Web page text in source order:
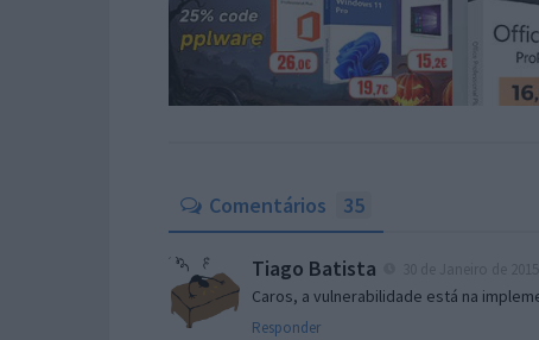
Comentários 35
Tiago Batista
Caros, a vulnerabilidade está na
Responder